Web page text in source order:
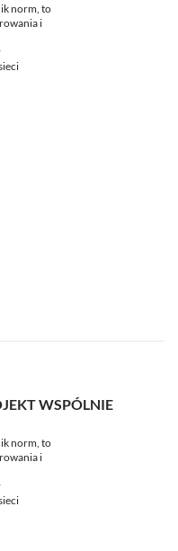
norm, to
i
WSPÓLNIE
norm, to
i